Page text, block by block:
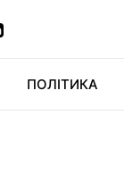
ПОЛІТИКА